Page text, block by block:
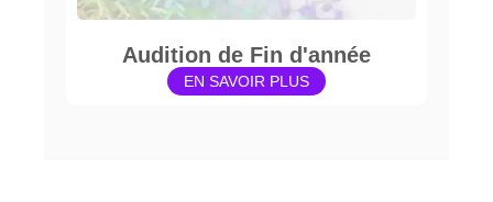
Audition de Fin d'année
EN SAVOIR PLUS